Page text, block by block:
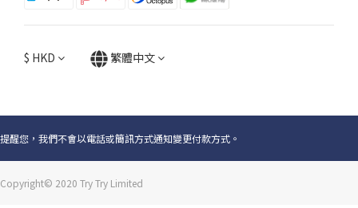
$ HKD 繁體中文
提醒您，我們不會以電話或簡訊方式通知變更付款方式。
Copyright© 2020 Try Try Limited